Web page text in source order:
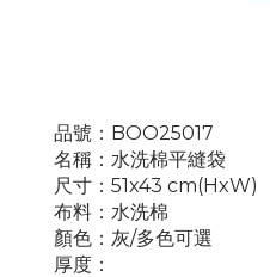
品號：BOO25017
名稱：水洗棉平縫袋
尺寸：51x43 cm(HxW)
布料： 水洗棉
顏色：灰/多色可選
厚度：